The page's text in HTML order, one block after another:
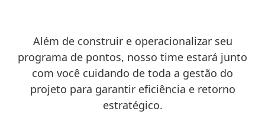
Além de construir e operacionalizar seu
programa de pontos, nosso time estará junto
com você cuidando de toda a gestão do
projeto para garantir eficiência e retorno
estratégico.